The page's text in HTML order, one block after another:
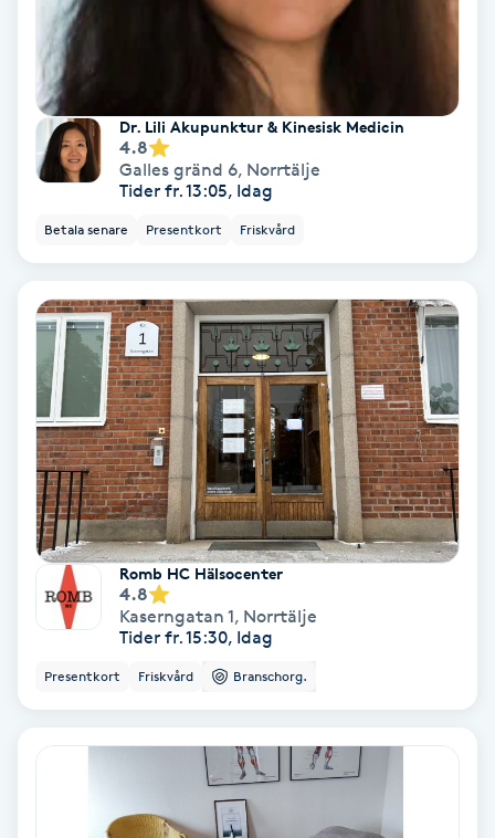
Gravidmassage
Gravidyoga
Gruppträning
Hatha Yoga
Headspa
Healing
Herrklippning
HIFU
Hollywood Peel
Dr. Lili Akupunktur & Kinesisk Medicin
4.8
Galles gränd 6, Norrtälje
Tider fr. 13:05, Idag
Betala senare Presentkort Friskvård
Romb HC Hälsocenter
4.8
Kaserngatan 1, Norrtälje
Tider fr. 15:30, Idag
Presentkort Friskvård Branschorg.